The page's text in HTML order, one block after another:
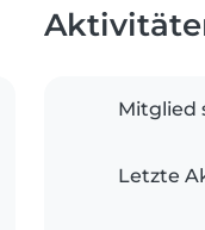
Mitglied
Letzte